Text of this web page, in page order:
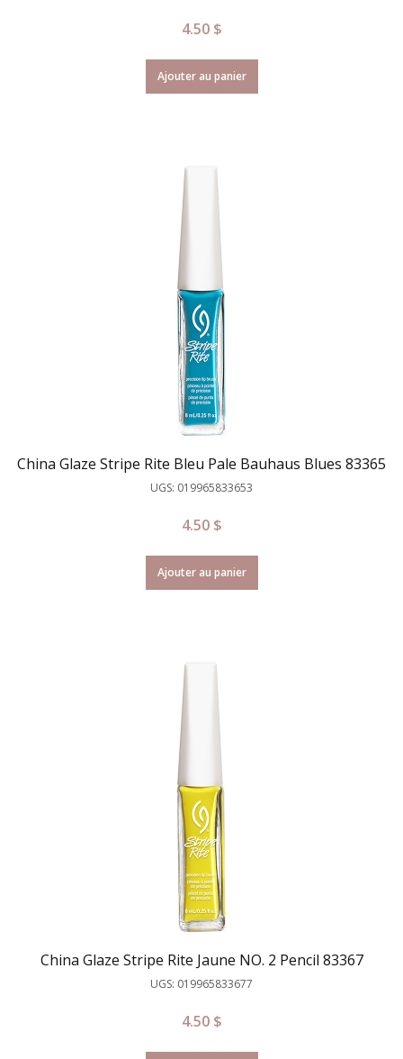
4.50 $
Ajouter au panier
China Glaze Stripe Rite Bleu Pale Bauhaus Blues 83365
UGS: 019965833653
4.50 $
Ajouter au panier
China Glaze Stripe Rite Jaune NO. 2 Pencil 83367
UGS: 019965833677
4.50 $